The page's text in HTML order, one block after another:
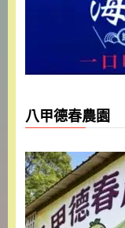
八甲德春農園